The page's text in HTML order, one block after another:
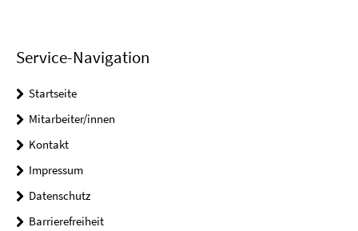
Service-Navigation
Startseite
Mitarbeiter/innen
Kontakt
Impressum
Datenschutz
Barrierefreiheit